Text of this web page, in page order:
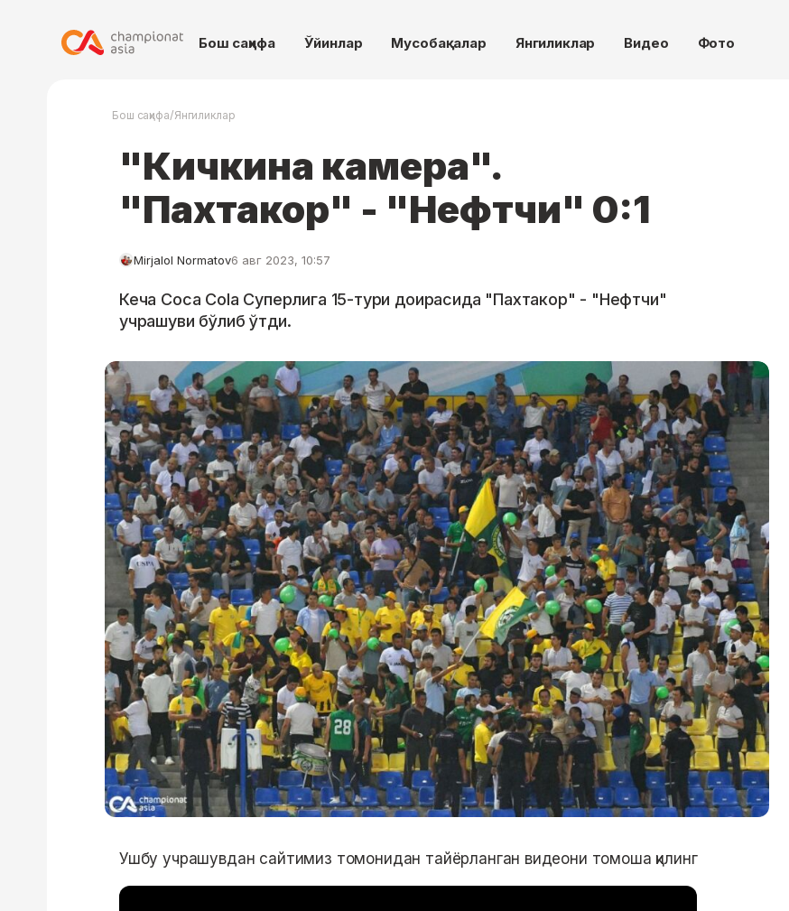
Бош саҳифа Ўйинлар Мусобақалар Янгиликлар Видео Фото
Бош саҳифа/Янгиликлар
"Кичкина камера".
"Пахтакор" - "Нефтчи" 0:1
Mirjalol Normatov6 авг 2023, 10:57
Кеча Coca Cola Суперлига 15-тури доирасида "Пахтакор" - "Нефтчи"
учрашуви бўлиб ўтди.
Ушбу учрашувдан сайтимиз томонидан тайёрланган видеони томоша қилинг